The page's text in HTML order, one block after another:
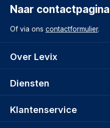
Naar contactpagina
Of via ons contactformulier.
Over Levix
Diensten
Klantenservice